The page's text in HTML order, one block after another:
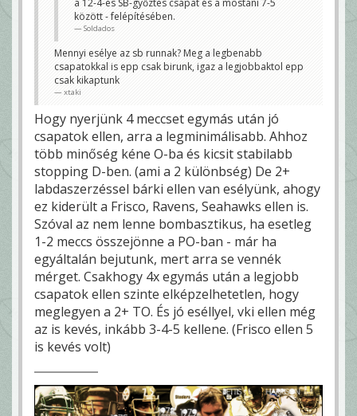
a 12-4-es SB-győztes csapat és a mostani 7-5
között - felépítésében.
Soldados
Mennyi esélye az sb runnak? Meg a legbenabb
csapatokkal is epp csak birunk, igaz a legjobbaktol epp
csak kikaptunk
xtaki
Hogy nyerjünk 4 meccset egymás után jó
csapatok ellen, arra a legminimálisabb. Ahhoz
több minőség kéne O-ba és kicsit stabilabb
stopping D-ben. (ami a 2 különbség) De 2+
labdaszerzéssel bárki ellen van esélyünk, ahogy
ez kiderült a Frisco, Ravens, Seahawks ellen is.
Szóval az nem lenne bombasztikus, ha esetleg
1-2 meccs összejönne a PO-ban - már ha
egyáltalán bejutunk, mert arra se vennék
mérget. Csakhogy 4x egymás után a legjobb
csapatok ellen szinte elképzelhetetlen, hogy
meglegyen a 2+ TO. És jó eséllyel, vki ellen még
az is kevés, inkább 3-4-5 kellene. (Frisco ellen 5
is kevés volt)